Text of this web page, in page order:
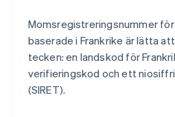
Momsregistreringsnummer
baserade i Frankrike är lätta
tecken: en landskod för
verifieringskod och ett
(SIRET).